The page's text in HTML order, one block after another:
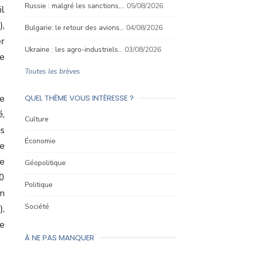
Russie : malgré les sanctions,… 05/08/2026
Bulgarie: le retour des avions… 04/08/2026
Ukraine : les agro-industriels… 03/08/2026
Toutes les brèves
QUEL THÈME VOUS INTÉRESSE ?
Culture
Économie
Géopolitique
Politique
Société
À NE PAS MANQUER